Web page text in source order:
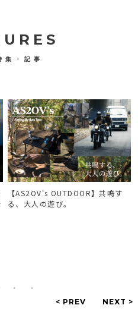
集・記事
【AS2OV's OUTDOOR】共鳴す
る、大人の遊び。